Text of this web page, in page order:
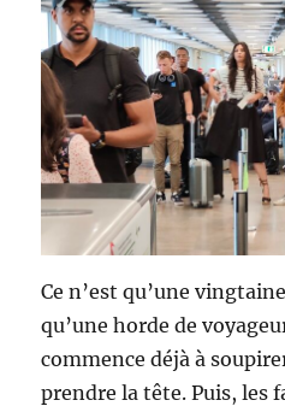
Ce n’est qu’une
qu’une horde de
commence déjà à
prendre la tête. Puis, les